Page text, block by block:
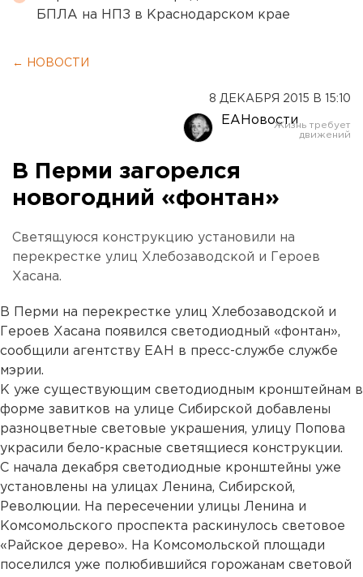
БПЛА на НПЗ в Краснодарском крае
← НОВОСТИ
8 ДЕКАБРЯ 2015 В 15:10
ЕАНовости
В Перми загорелся
новогодний «фонтан»
Светящуюся конструкцию установили на
перекрестке улиц Хлебозаводской и Героев
Хасана.
В Перми на перекрестке улиц Хлебозаводской и
Героев Хасана появился светодиодный «фонтан»,
сообщили агентству ЕАН в пресс-службе службе
мэрии.
К уже существующим светодиодным кронштейнам в
форме завитков на улице Сибирской добавлены
разноцветные световые украшения, улицу Попова
украсили бело-красные светящиеся конструкции.
С начала декабря светодиодные кронштейны уже
установлены на улицах Ленина, Сибирской,
Революции. На пересечении улицы Ленина и
Комсомольского проспекта раскинулось световое
«Райское дерево». На Комсомольской площади
поселился уже полюбившийся горожанам световой